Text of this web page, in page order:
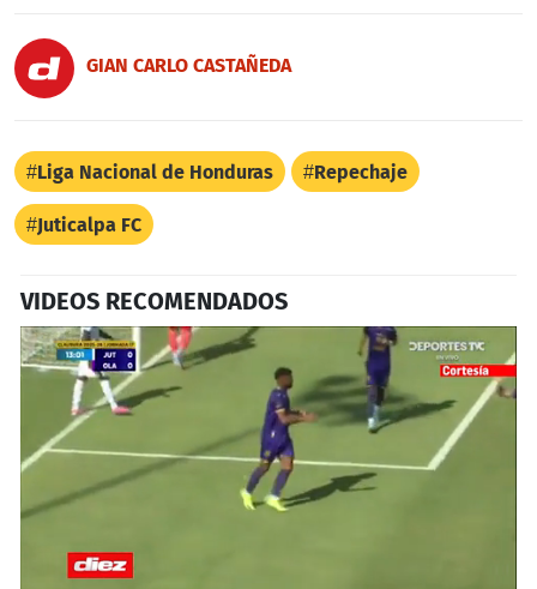
GIAN CARLO CASTAÑEDA
Liga Nacional de Honduras Repechaje
Juticalpa FC
VIDEOS RECOMENDADOS